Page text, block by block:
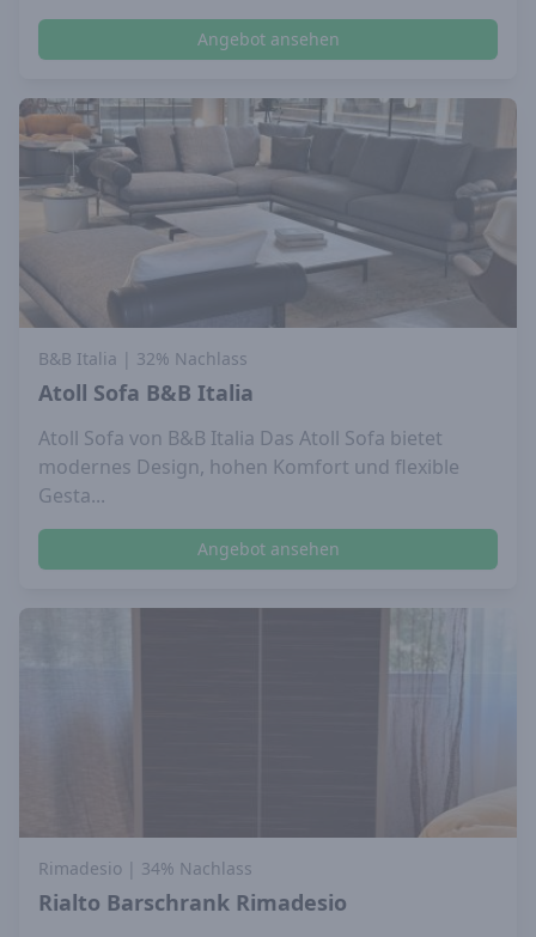
Angebot ansehen
B&B Italia | 32% Nachlass
Atoll Sofa B&B Italia
Atoll Sofa von B&B Italia Das Atoll Sofa bietet
modernes Design, hohen Komfort und flexible
Gesta...
Angebot ansehen
Rimadesio | 34% Nachlass
Rialto Barschrank Rimadesio